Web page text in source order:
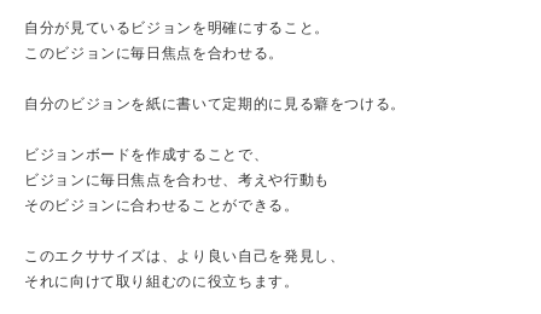
自分が見ているビジョンを明確にすること。
このビジョンに毎日焦点を合わせる。
自分のビジョンを紙に書いて定期的に見る癖をつける。
ビジョンボードを作成することで、
ビジョンに毎日焦点を合わせ、考えや行動も
そのビジョンに合わせることができる。
このエクササイズは、より良い自己を発見し、
それに向けて取り組むのに役立ちます。